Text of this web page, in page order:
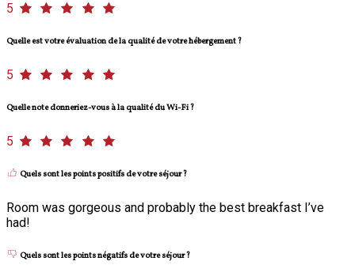
5
Quelle est votre évaluation de la qualité de votre hébergement ?
5
Quelle note donneriez-vous à la qualité du Wi-Fi ?
5
Quels sont les points positifs de votre séjour ?
Room was gorgeous and probably the best breakfast I’ve
had!
Quels sont les points négatifs de votre séjour ?